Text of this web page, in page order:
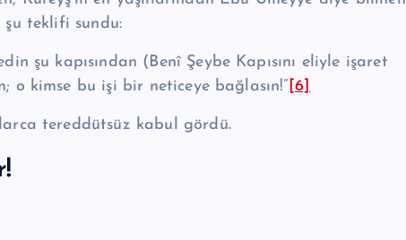
tekli­fi sundu:
şu kapısından (Benî Şey­be Kapısını eliyle işaret
o kimse bu işi bir neticeye bağlasın!” [6]
tereddütsüz kabul gör­dü.